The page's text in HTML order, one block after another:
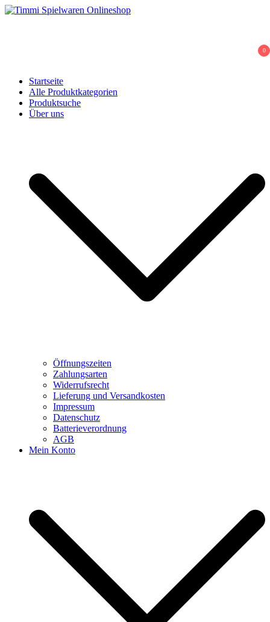
Skip
0
Startseite
Alle Produktkategorien
Produktsuche
Über uns
Öffnungszeiten
Zahlungsarten
Widerrufsrecht
Lieferung und Versandkosten
Impressum
Datenschutz
Batterieverordnung
AGB
Mein Konto